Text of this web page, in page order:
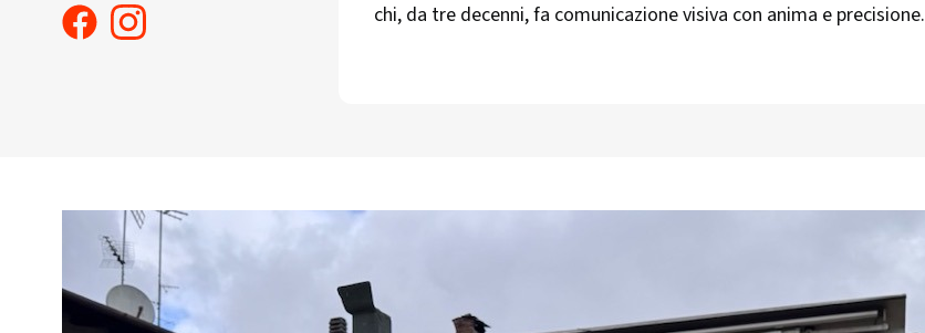
chi, da tre decenni, fa comunicazione visiva con anima e precisione.